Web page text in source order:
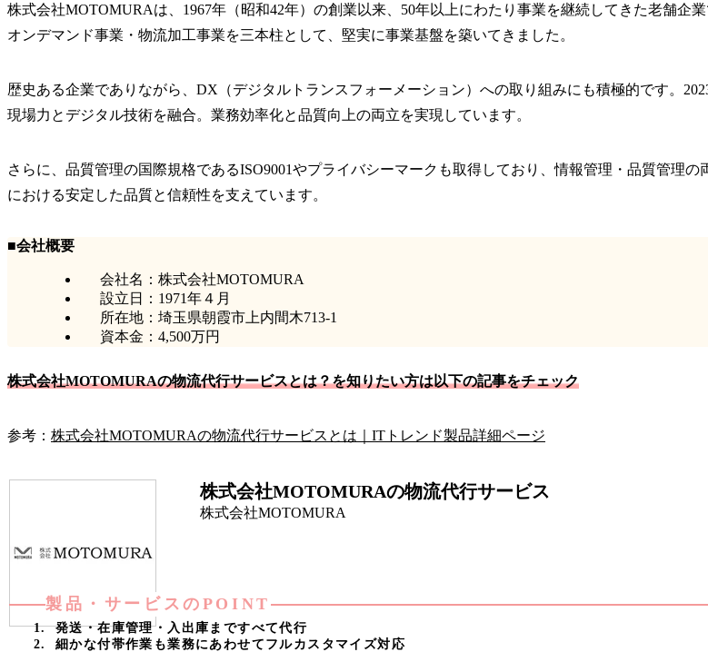
株式会社MOTOMURAは、1967年（昭和42年）の創業以来、50年以上にわたり事業を継続してきた老舗企
オンデマンド事業・物流加工事業を三本柱として、堅実に事業基盤を築いてきました。
歴史ある企業でありながら、DX（デジタルトランスフォーメーション）への取り組みにも積極的です。
現場力とデジタル技術を融合。業務効率化と品質向上の両立を実現しています。
さらに、品質管理の国際規格であるISO9001やプライバシーマークも取得しており、情報管理・品質管理
における安定した品質と信頼性を支えています。
■会社概要
会社名：株式会社MOTOMURA
設立日：1971年４月
所在地：埼玉県朝霞市上内間木713-1
資本金：4,500万円
株式会社MOTOMURAの物流代行サービスとは？を知りたい方は以下の記事をチェック
参考： 株式会社MOTOMURAの物流代行サービスとは｜ITトレンド製品詳細ページ
株式会社MOTOMURAの物流代行サービス
株式会社MOTOMURA
製品・サービスのPOINT
発送・在庫管理・入出庫まですべて代行
細かな付帯作業も業務にあわせてフルカスタマイズ対応